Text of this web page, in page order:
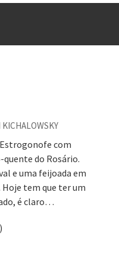
não é a resposta
Estrogonofe com
do Rosário.
e uma feijoada em
tem que ter um
é claro…